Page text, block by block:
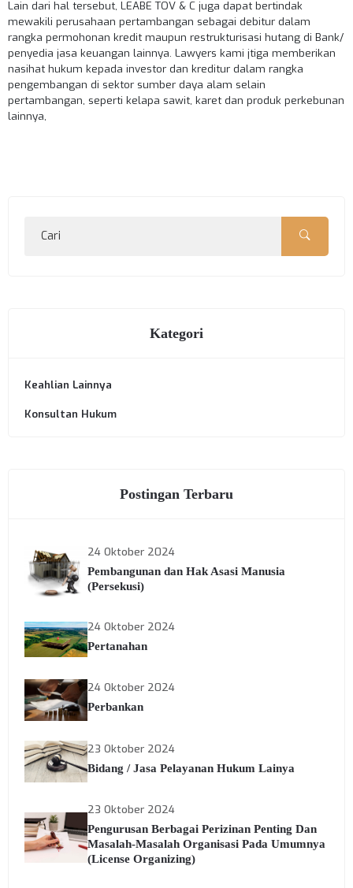
Lain dari hal tersebut, LEABE TOV & C juga dapat bertindak
mewakili perusahaan pertambangan sebagai debitur dalam
rangka permohonan kredit maupun restrukturisasi hutang di Bank/
penyedia jasa keuangan lainnya. Lawyers kami jtiga memberikan
nasihat hukum kepada investor dan kreditur dalam rangka
pengembangan di sektor sumber daya alam selain
pertambangan, seperti kelapa sawit, karet dan produk perkebunan
lainnya,
Kategori
Keahlian Lainnya
Konsultan Hukum
Postingan Terbaru
24 Oktober 2024
Pembangunan dan Hak Asasi Manusia
(Persekusi)
24 Oktober 2024
Pertanahan
24 Oktober 2024
Perbankan
23 Oktober 2024
Bidang / Jasa Pelayanan Hukum Lainya
23 Oktober 2024
Pengurusan Berbagai Perizinan Penting Dan
Masalah-Masalah Organisasi Pada Umumnya
(License Organizing)